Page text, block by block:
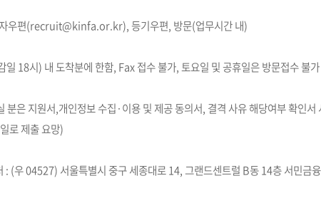
우편(recruit@kinfa.or.kr), 등기우편, 방문(업무시간 내)
18시) 내 도착분에 한함, Fax 접수 불가, 토요일 및 공휴일은 방문접수 불가
은 지원서,개인정보 수집·이용 및 제공 동의서, 결격 사유 해당여부 확인
로 제출 요망)
: (우 04527) 서울특별시 중구 세종대로 14, 그랜드센트럴 B동 14층 서민금